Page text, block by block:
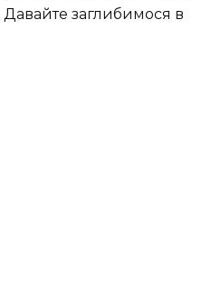
Давайте заглибимося в